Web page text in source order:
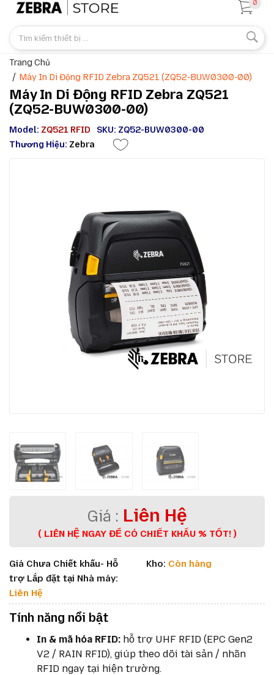
0
Trang Chủ
Máy In Di Động RFID Zebra ZQ521 (ZQ52-BUW0300-00)
Máy In Di Động RFID Zebra ZQ521
(ZQ52-BUW0300-00)
Model: ZQ521 RFID
SKU: ZQ52-BUW0300-00
Thương Hiệu: Zebra
Liên Hệ
( LIÊN HỆ NGAY ĐỂ CÓ CHIẾT KHẤU % TỐT! )
Giá Chưa Chiết khấu- Hỗ
trợ Lắp đặt tại Nhà máy:
Liên Hệ
Kho: Còn hàng
Tính năng nổi bật
In & mã hóa RFID: hỗ trợ UHF RFID (EPC Gen2
V2 / RAIN RFID), giúp theo dõi tài sản / nhãn
RFID ngay tại hiện trường.